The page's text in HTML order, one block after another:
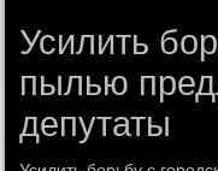
Усилить
пылью
депутаты